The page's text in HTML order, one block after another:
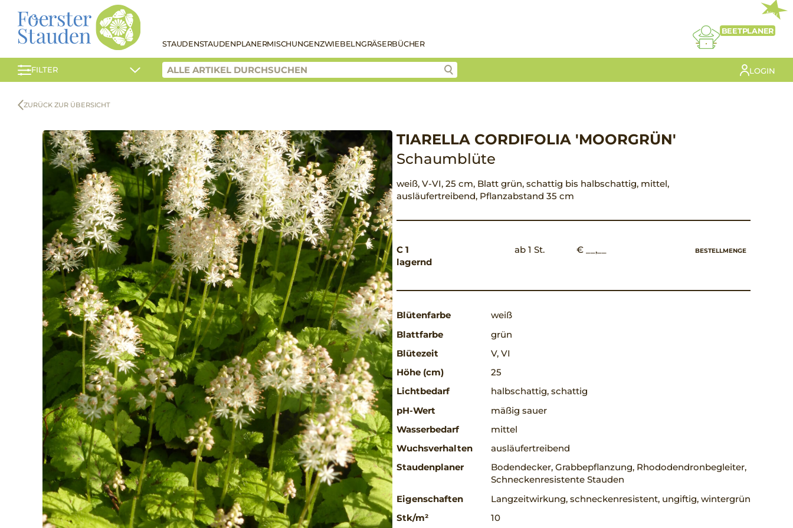
STAUDENSTAUDENPLANERMISCHUNGENZWIEBELNGRÄSERBÜCHER
NEU
BEETPLANER
FILTER LOGIN
ZURÜCK ZUR ÜBERSICHT
TIARELLA CORDIFOLIA 'MOORGRÜN'
Schaumblüte
weiß, V-VI, 25 cm, Blatt grün, schattig bis halbschattig, mittel,
ausläufertreibend, Pflanzabstand 35 cm
C 1
lagernd
ab 1 St. € __,__ BESTELLMENGE
Blütenfarbe
weiß
Blattfarbe
grün
Blütezeit
V, VI
Höhe (cm)
25
Lichtbedarf
halbschattig, schattig
pH-Wert
mäßig sauer
Wasserbedarf
mittel
Wuchsverhalten
ausläufertreibend
Staudenplaner
Bodendecker, Grabbepflanzung, Rhododendronbegleiter,
Schneckenresistente Stauden
Eigenschaften
Langzeitwirkung, schneckenresistent, ungiftig, wintergrün
Stk/m²
10